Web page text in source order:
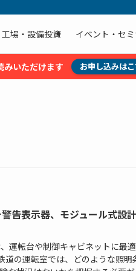
工場・設備投資 イベント・セ
みいただけます お申し込みは
告表示器、モジュール式設
運転台や制御キャビネットに最
道の運転室では、どのような照明